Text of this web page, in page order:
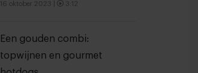
16 oktober 2023 3:12
Een gouden combi:
topwijnen en gourmet